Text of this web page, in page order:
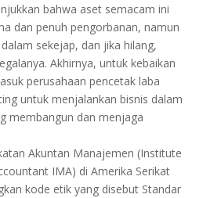
bahwa aset semacam ini
dan penuh pengorbanan, namun
sekejap, dan jika hilang,
Akhirnya, untuk kebaikan
perusahaan pencetak laba
untuk menjalankan bisnis dalam
membangun dan menjaga
Akuntan Manajemen (Institute
IMA) di Amerika Serikat
kode etik yang disebut Standar